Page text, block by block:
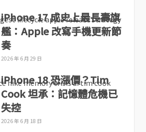
iPhone 17 成史上最長壽旗
艦：Apple 改寫手機更新節
奏
2026 年 6 月 29 日
iPhone 18 恐漲價？Tim
Cook 坦承：記憶體危機已
失控
2026 年 6 月 18 日